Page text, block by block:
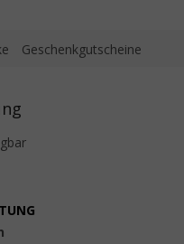
Geschenkgutscheine